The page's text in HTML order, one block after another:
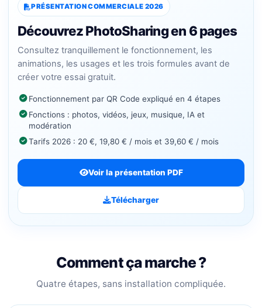
PRÉSENTATION COMMERCIALE 2026
Découvrez PhotoSharing en 6 pages
Consultez tranquillement le fonctionnement, les
animations, les usages et les trois formules avant de
créer votre essai gratuit.
Fonctionnement par QR Code expliqué en 4 étapes
Fonctions : photos, vidéos, jeux, musique, IA et
modération
Tarifs 2026 : 20 €, 19,80 € / mois et 39,60 € / mois
Voir la présentation PDF
Télécharger
Comment ça marche ?
Quatre étapes, sans installation compliquée.